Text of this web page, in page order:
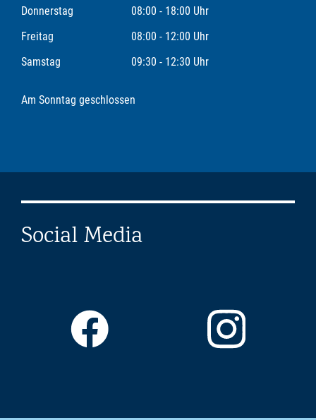
Donnerstag
08:00 - 18:00 Uhr
Freitag
08:00 - 12:00 Uhr
Samstag
09:30 - 12:30 Uhr
Am Sonntag geschlossen
Social Media